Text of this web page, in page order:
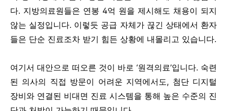
다. 지방의료원들은 연봉 4억 원을 제시해도 채용이 되지
않는 실정입니다. 이렇듯 공급 자체가 끊긴 상태에서 환자
들은 단순 진료조차 받기 힘든 상황에 내몰리고 있습니다.
여기서 대안으로 떠오른 것이 바로 ‘원격의료’입니다. 숙련
된 의사의 직접 방문이 어려운 지역에서도, 첨단 디지털
장비와 연결된 비대면 진료 시스템을 통해 높은 수준의 진